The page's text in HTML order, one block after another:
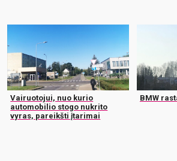
Vairuotojui, nuo kurio
automobilio stogo nukrito
vyras, pareikšti įtarimai
BMW